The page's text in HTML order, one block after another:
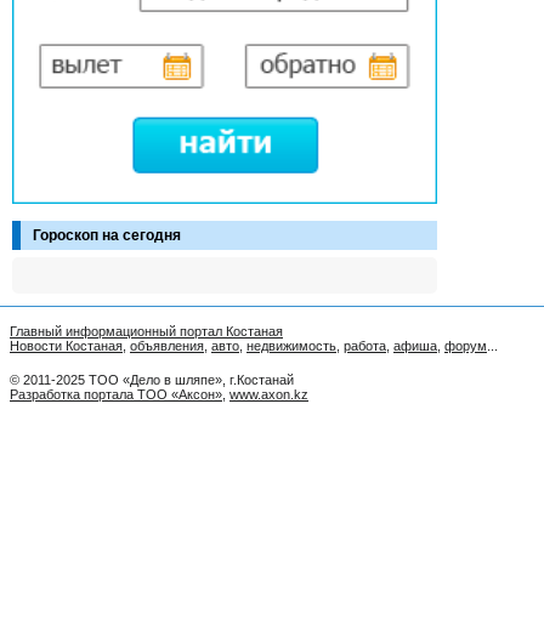
Гороскоп на сегодня
Главный информационный портал Костаная
Новости Костаная объявления авто недвижимость работа афиша форум
© 2011-2025 ТОО «Дело в шляпе», г.Костанай
Разработка портала ТОО «Аксон» www.axon.kz